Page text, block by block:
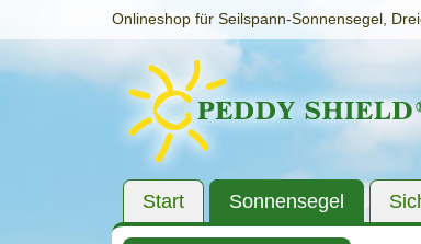
Onlineshop für Seilspann-Sonnensegel,
Start Sonnensegel